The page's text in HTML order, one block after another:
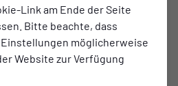
Link am Ende der Seite
Bitte beachte, dass
möglicherweise
Website zur Verfügung
dem Klick von YouTube
Dazu baut dein Browser
zu den YouTube-Servern
kannst du unserer